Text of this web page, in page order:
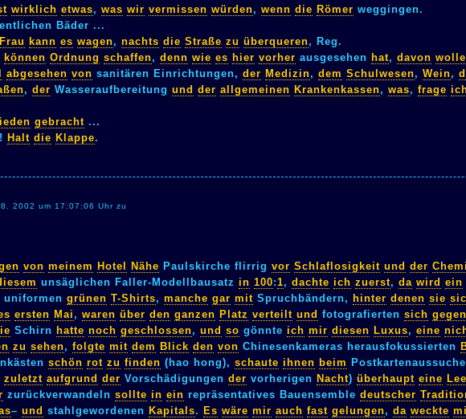
wirklich etwas, was wir vermissen würden, wenn die Römer weggingen.
Bäder ...
Frau kann es wagen, nachts die Straße zu überqueren, Reg.
können Ordnung schaffen, denn wie es hier vorher ausgesehen hat, davon
abgesehen von sanitären Einrichtungen, der Medizin, dem Schulwesen, Wein,
, der Wasseraufbereitung und der allgemeinen Krankenkassen, was, frage
gebracht ...
! Halt die Klappe.
2002 um 17:07:06 Uhr zu
von meinem Hotel Nähe Paulskirche flirrig vor Schlaflosigkeit und der
unsäglichen Faller-Modellbausatz in 100:1, dachte ich zuerst, da wird ein
uniformen grünen T-Shirts, manche gar mit Spruchbändern, hinter denen sie
ersten Mai , waren über den ganzen Platz verteilt und fotografierten sich
Schirn hatte noch geschlossen, und so gönnte ich mir diesen Luxus, eine
zu sehen, folgte mit dem Blick den von Chinesenkameras herausfokussierten
schön rot zu finden (hao hong), schaute ihnen beim
zuletzt aufgrund der Vorschädigungen der vorherigen Nacht) überhaupt eine
zurückverwandeln sollte in ein repräsentatives Bauensemble deutscher
– und stahlgewordenen Kapitals. Es wäre mir auch fast gelungen, da weckte